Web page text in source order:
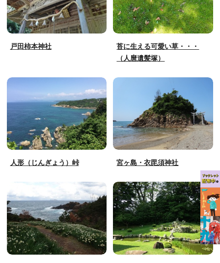
戸田柿本神社
苔に生える可愛い草・・・
（人麿遺髪塚）
人形（じんぎょう）峠 宮ヶ島・衣毘須神社